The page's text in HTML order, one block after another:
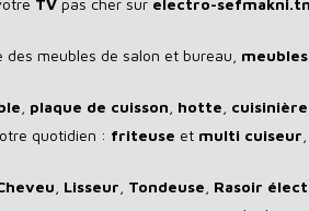
des meubles de salon et bureau,
plaque de cuisson hotte cuisinière
quotidien : friteuse et multi cuiseur
Lisseur Tondeuse Rasoir